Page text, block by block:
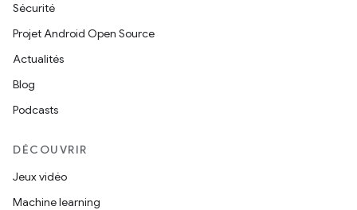
Sécurité
Projet Android Open Source
Actualités
Blog
Podcasts
DÉCOUVRIR
Jeux vidéo
Machine learning